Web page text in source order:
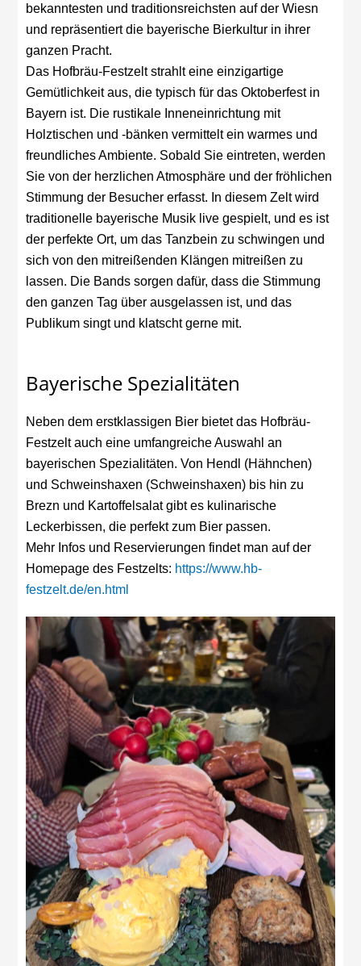
bekanntesten und traditionsreichsten auf der Wiesn
und repräsentiert die bayerische Bierkultur in ihrer
ganzen Pracht.
Das Hofbräu-Festzelt strahlt eine einzigartige
Gemütlichkeit aus, die typisch für das Oktoberfest in
Bayern ist. Die rustikale Inneneinrichtung mit
Holztischen und -bänken vermittelt ein warmes und
freundliches Ambiente. Sobald Sie eintreten, werden
Sie von der herzlichen Atmosphäre und der fröhlichen
Stimmung der Besucher erfasst. In diesem Zelt wird
traditionelle bayerische Musik live gespielt, und es ist
der perfekte Ort, um das Tanzbein zu schwingen und
sich von den mitreißenden Klängen mitreißen zu
lassen. Die Bands sorgen dafür, dass die Stimmung
den ganzen Tag über ausgelassen ist, und das
Publikum singt und klatscht gerne mit.
Bayerische Spezialitäten
Neben dem erstklassigen Bier bietet das Hofbräu-
Festzelt auch eine umfangreiche Auswahl an
bayerischen Spezialitäten. Von Hendl (Hähnchen)
und Schweinshaxen (Schweinshaxen) bis hin zu
Brezn und Kartoffelsalat gibt es kulinarische
Leckerbissen, die perfekt zum Bier passen.
Mehr Infos und Reservierungen findet man auf der
Homepage des Festzelts: https://www.hb-
festzelt.de/en.html